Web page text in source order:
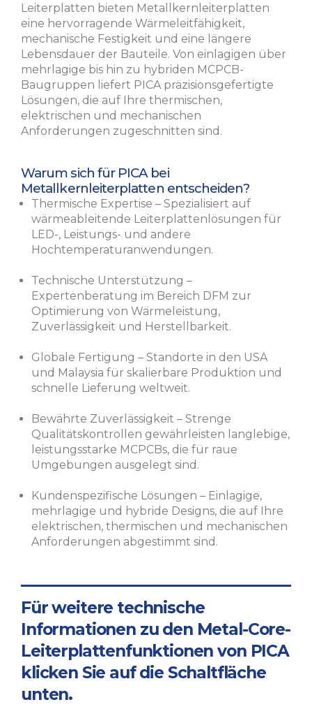
Leiterplatten bieten Metallkernleiterplatten
eine hervorragende Wärmeleitfähigkeit,
mechanische Festigkeit und eine längere
Lebensdauer der Bauteile. Von einlagigen über
mehrlagige bis hin zu hybriden MCPCB-
Baugruppen liefert PICA präzisionsgefertigte
Lösungen, die auf Ihre thermischen,
elektrischen und mechanischen
Anforderungen zugeschnitten sind.
Warum sich für PICA bei
Metallkernleiterplatten entscheiden?
Thermische Expertise – Spezialisiert auf
wärmeableitende Leiterplattenlösungen für
LED-, Leistungs- und andere
Hochtemperaturanwendungen.
Technische Unterstützung –
Expertenberatung im Bereich DFM zur
Optimierung von Wärmeleistung,
Zuverlässigkeit und Herstellbarkeit.
Globale Fertigung – Standorte in den USA
und Malaysia für skalierbare Produktion und
schnelle Lieferung weltweit.
Bewährte Zuverlässigkeit – Strenge
Qualitätskontrollen gewährleisten langlebige,
leistungsstarke MCPCBs, die für raue
Umgebungen ausgelegt sind.
Kundenspezifische Lösungen – Einlagige,
mehrlagige und hybride Designs, die auf Ihre
elektrischen, thermischen und mechanischen
Anforderungen abgestimmt sind.
Für weitere technische
Informationen zu den Metal-Core-
Leiterplattenfunktionen von PICA
klicken Sie auf die Schaltfläche
unten.